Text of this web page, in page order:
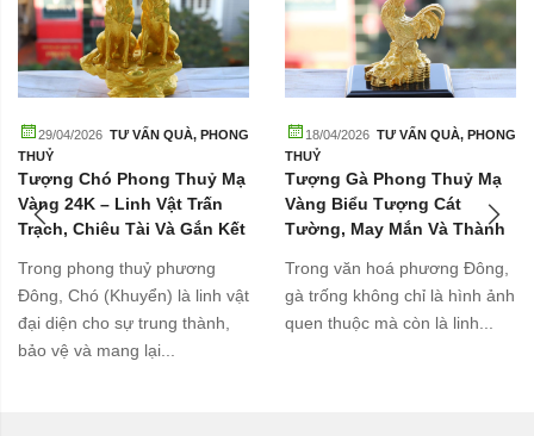
29/04/2026 TƯ VẤN QUÀ, PHONG
THUỶ
Tượng Chó Phong Thuỷ Mạ
Vàng 24K – Linh Vật Trấn
Trạch, Chiêu Tài Và Gắn Kết
Trong phong thuỷ phương
Đông, Chó (Khuyển) là linh vật
đại diện cho sự trung thành,
bảo vệ và mang lại...
18/04/2026 TƯ VẤN QUÀ, PHONG
THUỶ
Tượng Gà Phong Thuỷ Mạ
Vàng Biểu Tượng Cát
Tường, May Mắn Và Thành
Trong văn hoá phương Đông,
gà trống không chỉ là hình ảnh
quen thuộc mà còn là linh...